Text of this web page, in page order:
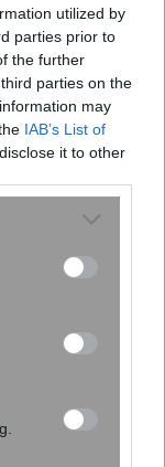
utilized by
parties prior to
the further
parties on the
may
IAB’s List of
it to other
more Google
may click to
party tags to
στα